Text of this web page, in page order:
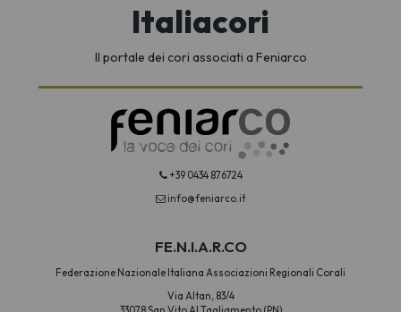
Italiacori
Il portale dei cori associati a Feniarco
+39 0434 876724
info@feniarco.it
FE.N.I.A.R.CO
Federazione Nazionale Italiana Associazioni Regionali Corali
Via Altan, 83/4